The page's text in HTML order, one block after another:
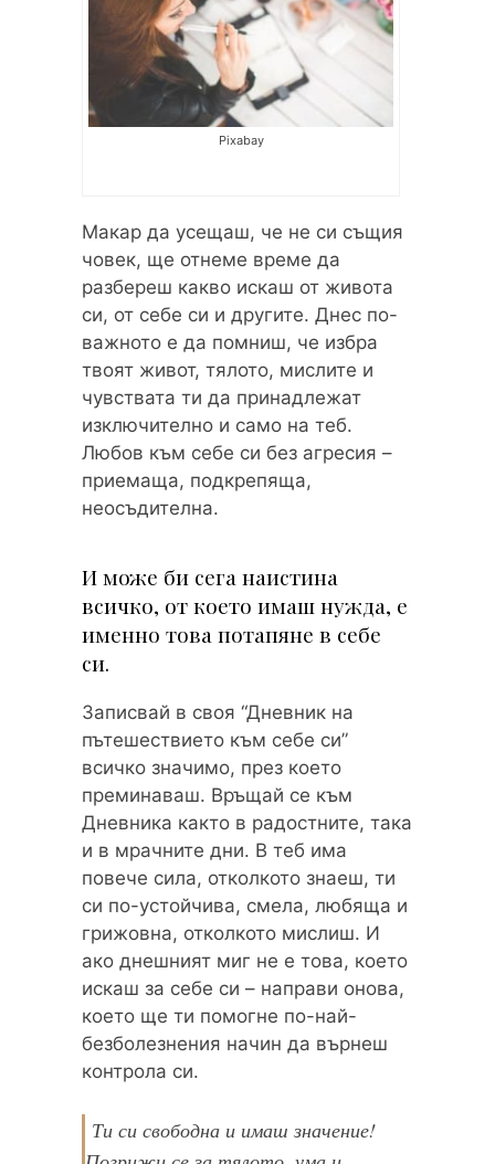
Pixabay
Макар да усещаш, че не си същия
човек, ще отнеме време да
разбереш какво искаш от живота
си, от себе си и другите. Днес по-
важното е да помниш, че избра
твоят живот, тялото, мислите и
чувствата ти да принадлежат
изключително и само на теб.
Любов към себе си без агресия –
приемаща, подкрепяща,
неосъдителна.
И може би сега наистина
всичко, от което имаш нужда, е
именно това потапяне в себе
си.
Записвай в своя “Дневник на
пътешествието към себе си”
всичко значимо, през което
преминаваш. Връщай се към
Дневника както в радостните, така
и в мрачните дни. В теб има
повече сила, отколкото знаеш, ти
си по-устойчива, смела, любяща и
грижовна, отколкото мислиш. И
ако днешният миг не е това, което
искаш за себе си – направи онова,
което ще ти помогне по-най-
безболезнения начин да върнеш
контрола си.
Ти си свободна и имаш значение!